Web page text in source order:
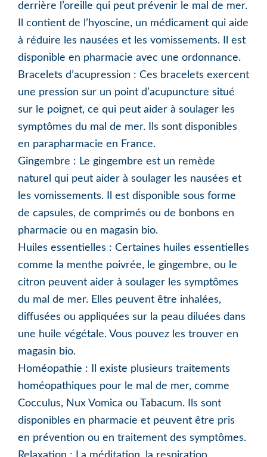
derrière l’oreille qui peut prévenir le mal de mer.
Il contient de l’hyoscine, un médicament qui aide
à réduire les nausées et les vomissements. Il est
disponible en pharmacie avec une ordonnance.
Bracelets d’acupression : Ces bracelets exercent
une pression sur un point d’acupuncture situé
sur le poignet, ce qui peut aider à soulager les
symptômes du mal de mer. Ils sont disponibles
en parapharmacie en France.
Gingembre : Le gingembre est un remède
naturel qui peut aider à soulager les nausées et
les vomissements. Il est disponible sous forme
de capsules, de comprimés ou de bonbons en
pharmacie ou en magasin bio.
Huiles essentielles : Certaines huiles essentielles
comme la menthe poivrée, le gingembre, ou le
citron peuvent aider à soulager les symptômes
du mal de mer. Elles peuvent être inhalées,
diffusées ou appliquées sur la peau diluées dans
une huile végétale. Vous pouvez les trouver en
magasin bio.
Homéopathie : Il existe plusieurs traitements
homéopathiques pour le mal de mer, comme
Cocculus, Nux Vomica ou Tabacum. Ils sont
disponibles en pharmacie et peuvent être pris
en prévention ou en traitement des symptômes.